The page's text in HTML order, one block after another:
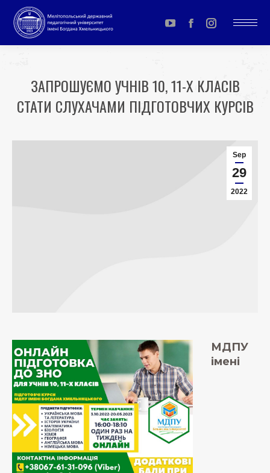
YouTube
page
in
new
Facebook
page
in
new
Instagram
page
in
new
ЗАПРОШУЄМО УЧНІВ 10, 11-Х КЛАСІВ
СТАТИ СЛУХАЧАМИ ПІДГОТОВЧИХ КУРСІВ
Sep
29
2022
МДПУ
імені